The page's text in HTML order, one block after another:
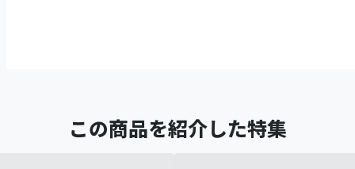
この商品を紹介した特集